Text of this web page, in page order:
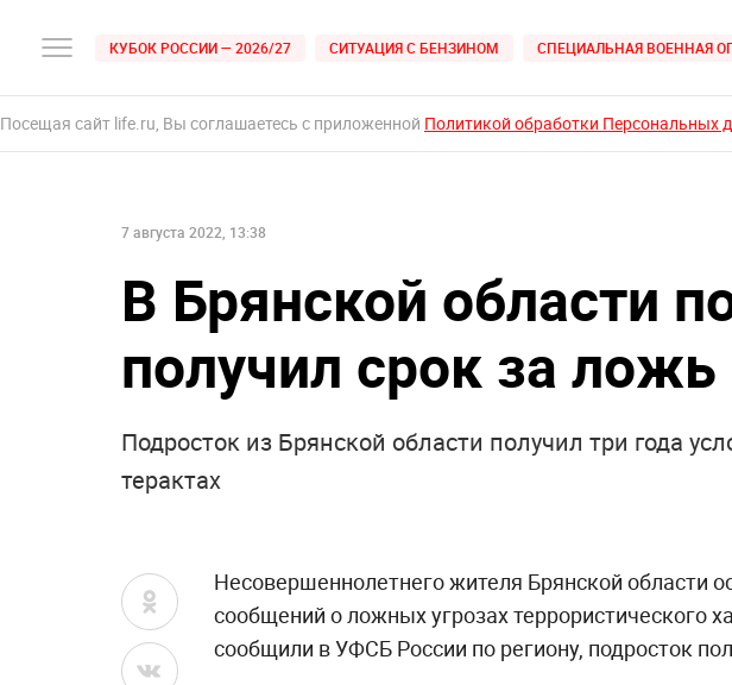
КУБОК РОССИИ — 2026/27 СИТУАЦИЯ С БЕНЗИНОМ СПЕЦИАЛЬНАЯ ВОЕННАЯ
Посещая сайт life.ru, Вы соглашаетесь с приложенной Политикой обработки Персональных
7 августа 2022, 13:38
В Брянской области
получил срок за ложь
Подросток из Брянской области получил три года
терактах
Несовершеннолетнего жителя Брянской области
сообщений о ложных угрозах террористического
сообщили в УФСБ России по региону, подросток